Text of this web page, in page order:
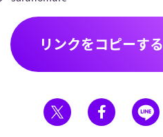
リンクをコピーする